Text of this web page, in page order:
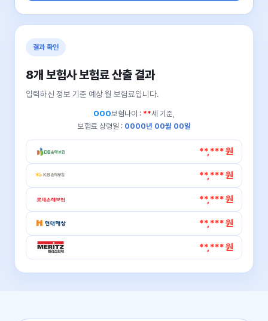
결과 확인
8개 보험사 보험료 산출 결과
입력하신 정보 기준 예상 월 보험료입니다.
OOO보험나이 : **세 기준,
보험료 상령일 : 0000년 00월 00일
**,*** 원
**,*** 원
**,*** 원
**,*** 원
**,*** 원